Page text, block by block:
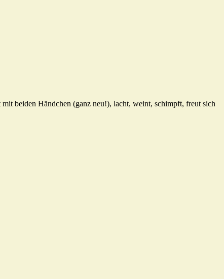
beiden Händchen (ganz neu!), lacht, weint, schimpft, freut sich